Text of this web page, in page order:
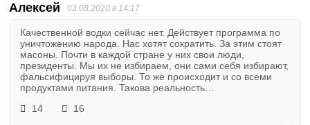
Алексей 03.08.2020 в 14:17
Качественной водки сейчас нет. Действует программа по
уничтожению народа. Нас хотят сократить. За этим стоят
масоны. Почти в каждой стране у них свои люди,
президенты. Мы их не избираем, они сами себя избирают,
фальсифицируя выборы. То же происходит и со всеми
продуктами питания. Такова реальность…
14
16